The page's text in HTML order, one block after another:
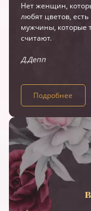
Нет женщин,
любят цветов, есть
мужчины, которые
считают.
Д.Депп
Подробнее